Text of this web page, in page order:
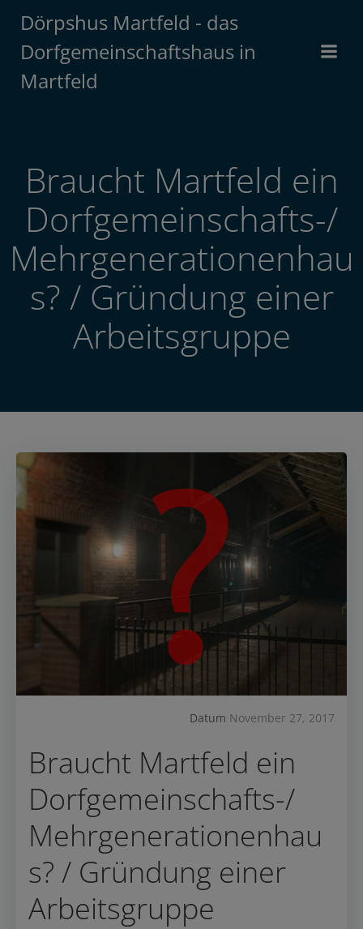
Inhalt
springen
Dörpshus Martfeld - das
Dorfgemeinschaftshaus in
Martfeld
Braucht Martfeld ein
Dorfgemeinschafts-/
Mehrgenerationenhau
s? / Gründung einer
Arbeitsgruppe
Datum November 27, 2017
Braucht Martfeld ein
Dorfgemeinschafts-/
Mehrgenerationenhau
s? / Gründung einer
Arbeitsgruppe